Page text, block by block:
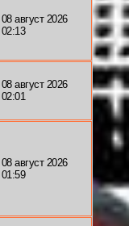
08 август 2026
02:13
08 август 2026
02:01
08 август 2026
01:59